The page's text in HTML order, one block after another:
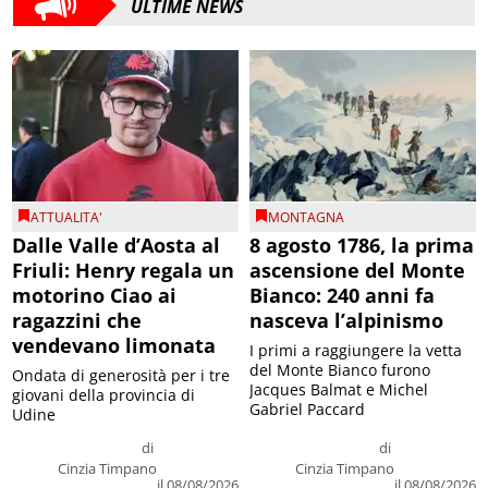
ULTIME NEWS
ATTUALITA'
Dalle Valle d’Aosta al
Friuli: Henry regala un
motorino Ciao ai
ragazzini che
vendevano limonata
di
Cinzia Timpano
Ondata di generosità per i tre
giovani della provincia di
Udine
MONTAGNA
8 agosto 1786, la prima
ascensione del Monte
Bianco: 240 anni fa
nasceva l’alpinismo
di
Cinzia Timpano
I primi a raggiungere la vetta
del Monte Bianco furono
Jacques Balmat e Michel
Gabriel Paccard